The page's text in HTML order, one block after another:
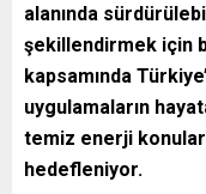
alanında
şekillendirmek için
kapsamında
uygulamaların
temiz enerji
hedefleniyor.